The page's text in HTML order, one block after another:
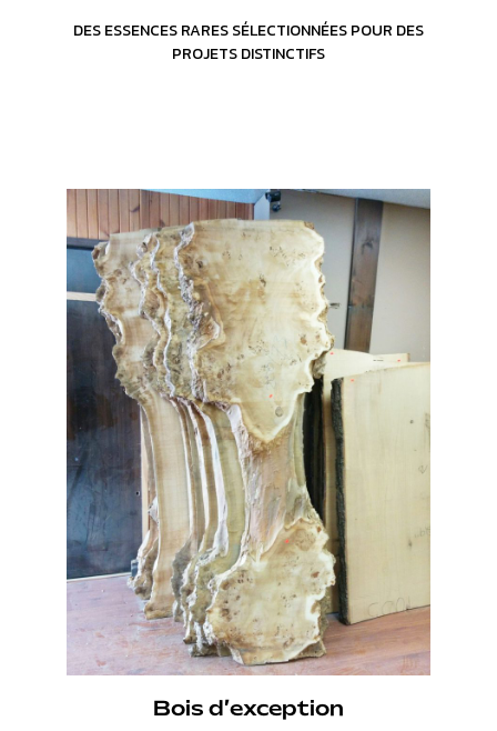
DES ESSENCES RARES SÉLECTIONNÉES POUR DES
PROJETS DISTINCTIFS
Bois d’exception